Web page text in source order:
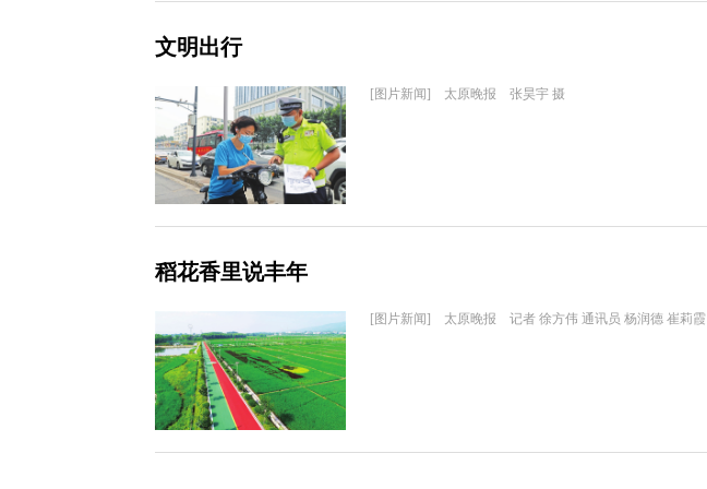
文明出行
[图片新闻] 太原晚报 张昊宇 摄
稻花香里说丰年
[图片新闻] 太原晚报 记者 徐方伟 通讯员 杨润德 崔莉霞